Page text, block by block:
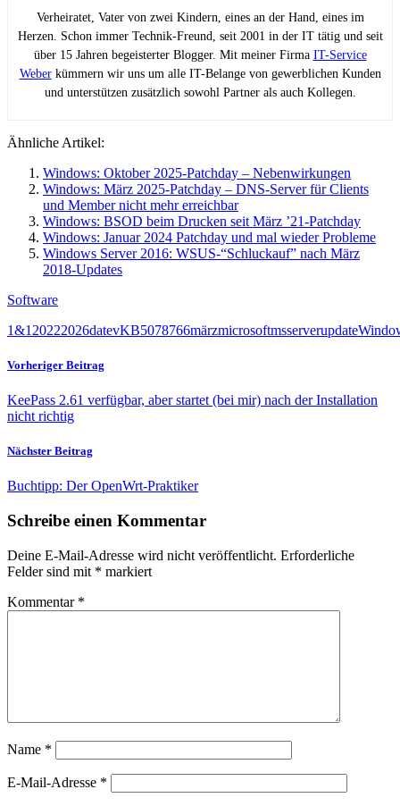
Verheiratet, Vater von zwei Kindern, eines an der Hand, eines im
Herzen. Schon immer Technik-Freund, seit 2001 in der IT tätig und seit
über 15 Jahren begeisterter Blogger. Mit meiner Firma IT-Service
Weberkümmern wir uns um alle IT-Belange von gewerblichen Kunden
und unterstützen zusätzlich sowohl Partner als auch Kollegen.
Ähnliche Artikel:
Windows: Oktober 2025-Patchday – Nebenwirkungen
Windows: März 2025-Patchday – DNS-Server für Clients
und Member nicht mehr erreichbar
Windows: BSOD beim Drucken seit März ’21-Patchday
Windows: Januar 2024 Patchday und mal wieder Probleme
Windows Server 2016: WSUS-“Schluckauf” nach März
2018-Updates
Software
1&1 20222026datevKB5078766märzmicrosoftmsserverupdate
Vorheriger Beitrag
KeePass 2.61 verfügbar, aber startet (bei mir) nach der Installation
nicht richtig
Nächster Beitrag
Buchtipp: Der OpenWrt-Praktiker
Schreibe einen Kommentar
Deine E-Mail-Adresse wird nicht veröffentlicht. Erforderliche
Felder sind mit * markiert
Kommentar *
Name *
E-Mail-Adresse *